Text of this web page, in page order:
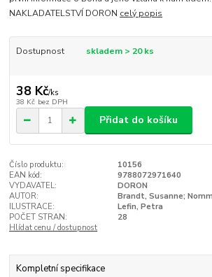
NAKLADATELSTVÍ DORON celý popis
Dostupnost skladem > 20 ks
38 Kč/ks
38 Kč bez DPH
Přidat do košíku
Číslo produktu:
10156
EAN kód:
9788072971640
VYDAVATEL:
DORON
AUTOR:
Brandt, Susanne;
ILUSTRACE:
Lefin, Petra
POČET STRAN:
28
Hlídat cenu / dostupnost
Kompletní specifikace